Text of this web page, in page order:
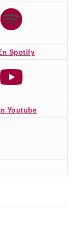
Spotify
Youtube